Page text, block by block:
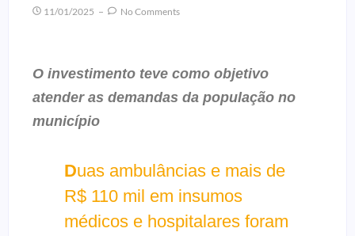
11/01/2025 No Comments
O investimento teve como objetivo
atender as demandas da população no
município
Duas ambulâncias e mais de
R$ 110 mil em insumos
médicos e hospitalares foram